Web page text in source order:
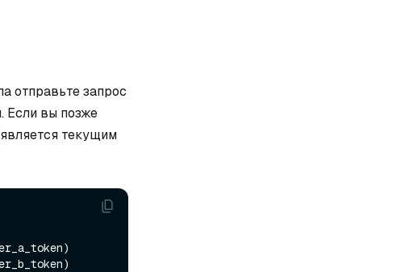
отправьте запрос
Если вы позже
является текущим